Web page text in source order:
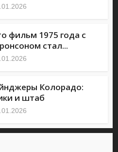
фильм 1975 года с
стал...
Колорадо:
и штаб